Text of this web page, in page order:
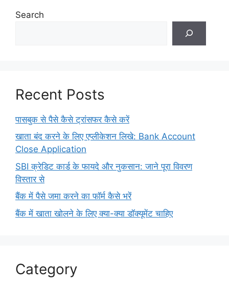
Search
Recent Posts
पासबुक से पैसे कैसे ट्रांसफर कैसे करें
खाता बंद करने के लिए एप्लीकेशन लिखे: Bank Account
Close Application
SBI क्रेडिट कार्ड के फायदे और नुकसान: जाने पूरा विवरण
विस्तार से
बैंक में पैसे जमा करने का फॉर्म कैसे भरें
बैंक में खाता खोलने के लिए क्या-क्या डॉक्यूमेंट चाहिए
Category